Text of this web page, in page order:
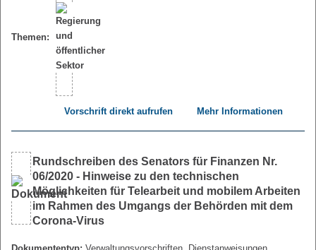
Themen:
Vorschrift direkt aufrufen Mehr Informationen
Rundschreiben des Senators für Finanzen Nr.
06/2020 - Hinweise zu den technischen
Möglichkeiten für Telearbeit und mobilem Arbeiten
im Rahmen des Umgangs der Behörden mit dem
Corona-Virus